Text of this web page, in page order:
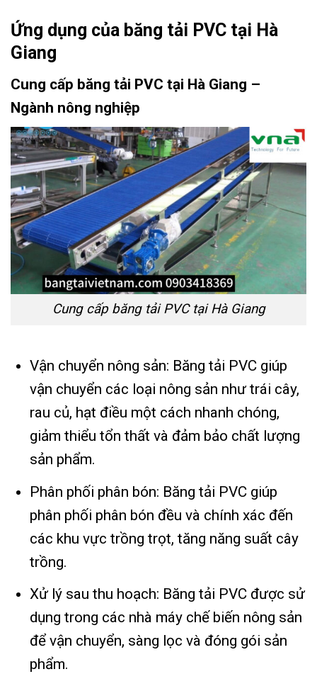
Ứng dụng của băng tải PVC tại Hà
Giang
Cung cấp băng tải PVC tại Hà Giang –
Ngành nông nghiệp
Cung cấp băng tải PVC tại Hà Giang
Vận chuyển nông sản: Băng tải PVC giúp
vận chuyển các loại nông sản như trái cây,
rau củ, hạt điều một cách nhanh chóng,
giảm thiểu tổn thất và đảm bảo chất lượng
sản phẩm.
Phân phối phân bón: Băng tải PVC giúp
phân phối phân bón đều và chính xác đến
các khu vực trồng trọt, tăng năng suất cây
trồng.
Xử lý sau thu hoạch: Băng tải PVC được sử
dụng trong các nhà máy chế biến nông sản
để vận chuyển, sàng lọc và đóng gói sản
phẩm.